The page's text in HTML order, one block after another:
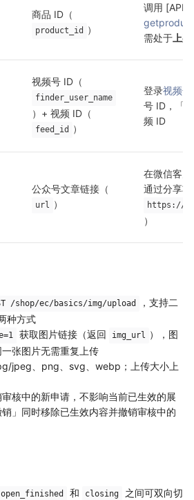
商品 ID（
product_id ）
调用 [API]
需处于 上
视频号 ID（
finder_user_name
）+ 视频 ID（
feed_id ）
登录视频
号 ID，「
频 ID
公众号文章链接（
url ）
在微信客
通过分享
https://
）
/shop/ec/basics/img/upload
，支持二
种方式
获取图片链接（返回 img_url ），图
张图片无需重复上传
jpeg、png、svg、webp；上传大小上
审核中的新申请，不影响当前已生效的展
」同时移除已生效内容并撤销审核中的
open_finished 和 closing
之间可双向切